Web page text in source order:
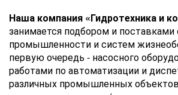
Наша компания «Гидротехника и
занимается подбором и поставками
промышленности и систем
первую очередь - насосного
работами по автоматизации и
различных промышленных